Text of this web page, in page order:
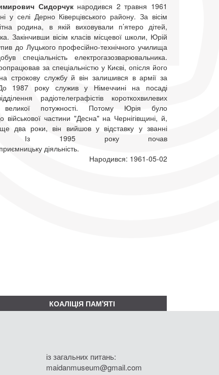
Сидорчукнародився 2 травня 1961
у селі Дерно Ківерцівського району. За вісім
родина, в якій виховували п’ятеро дітей,
Закінчивши вісім класів місцевої школи, Юрій
до Луцького професійно-технічного училища
спеціальність електрогазозварювальника.
за спеціальністю у Києві, опісля його
на строкову службу й він залишився в армії за
1987 року служив у Німеччині на посаді
радіотелеграфістів короткохвилевих
великої потужності. Потому Юрія було
військової частини "Десна" на Чернігівщині, й,
два роки, він вийшов у відставку у званні
Із 1995 року почав
діяльність.
Народився: 1961-05-02
КОАЛІЦІЯ ПАМ'ЯТІ
із загальних питань:
maidanmuseum@gmail.com